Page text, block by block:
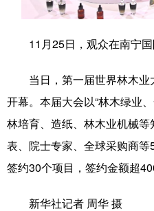
城市 旅游
彩票 娱乐
公益 一带一路
文化产业
11月25日，观众在南宁国
当日，第一届世界林木业
开幕。本届大会以“林木绿业
林培育、造纸、林木业机械
表、院士专家、全球采购商
签约30个项目，签约金额超
新华社记者 周华 摄